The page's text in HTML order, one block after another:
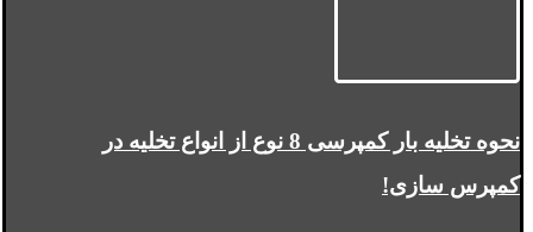
نحوه تخلیه بار کمپرسی 8 نوع از انواع تخلیه در
کمپرس سازی!